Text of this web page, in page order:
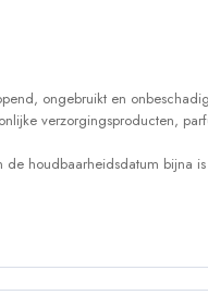
ongebruikt en
verzorgingsproducten,
houdbaarheidsdatum bijna